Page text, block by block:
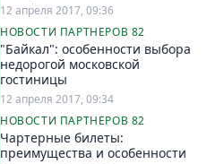
12 апреля 2017, 09:36
НОВОСТИ ПАРТНЕРОВ 82
"Байкал": особенности выбора
недорогой московской
гостиницы
12 апреля 2017, 09:34
НОВОСТИ ПАРТНЕРОВ 82
Чартерные билеты:
преимущества и особенности